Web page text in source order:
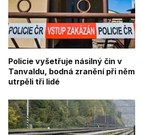
Policie vyšetřuje násilný čin v
Tanvaldu, bodná zranění při něm
utrpěli tři lidé